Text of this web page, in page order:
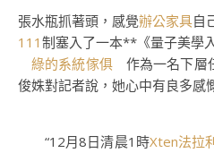
張水瓶抓著頭，感覺辦公家具自
111 制塞入了一本**《量子美學
綠的系統傢俱作為一名下層
俊姝對記者說，她心中有良多感
“12月8日清晨1時Xten法拉